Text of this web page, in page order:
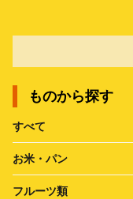
ものから探す
すべて
お米・パン
フルーツ類